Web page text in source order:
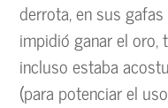
derrota, en sus
impidió ganar el oro,
incluso estaba
(para potenciar el